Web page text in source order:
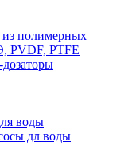
полимерных
PVDF, PTFE
воды
дл воды